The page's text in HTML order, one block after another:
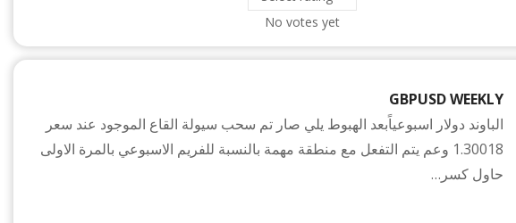
No votes yet
GBPUSD WEEKLY
الباوند دولار اسبوعياًبعد الهبوط يلي صار تم سحب سيولة القاع الموجود عند سعر
1.30018 وعم يتم التفعل مع منطقة مهمة بالنسبة للفريم الاسبوعي بالمرة الاولى
حاول كسر…